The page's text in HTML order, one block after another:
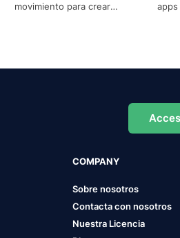
movimiento para crear
COMPANY
Sobre nosotros
Contacta con nosotros
Nuestra Licencia